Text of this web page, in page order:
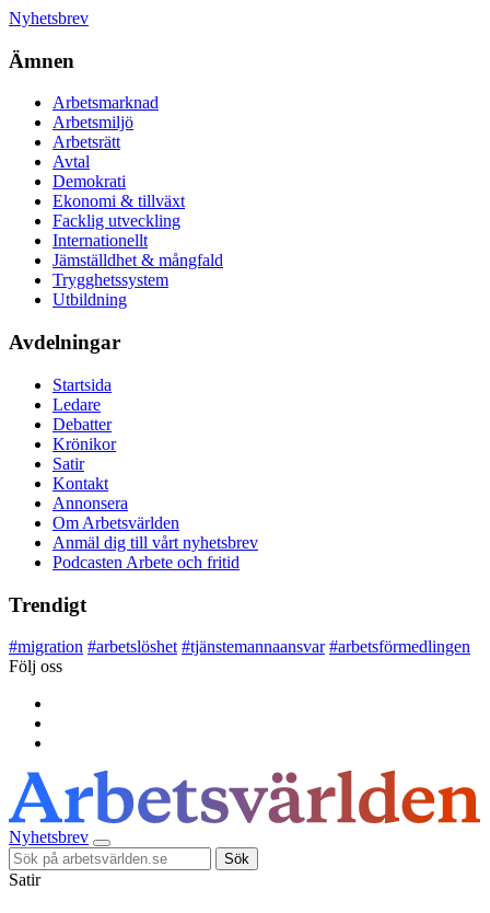
Nyhetsbrev
Ämnen
Arbetsmarknad
Arbetsmiljö
Arbetsrätt
Avtal
Demokrati
Ekonomi & tillväxt
Facklig utveckling
Internationellt
Jämställdhet & mångfald
Trygghetssystem
Utbildning
Avdelningar
Startsida
Ledare
Debatter
Krönikor
Satir
Kontakt
Annonsera
Om Arbetsvärlden
Anmäl dig till vårt nyhetsbrev
Podcasten Arbete och fritid
Trendigt
#migration #arbetslöshet #tjänstemannaansvar #arbetsförmedlingen
Följ oss
Nyhetsbrev
Sök
Satir